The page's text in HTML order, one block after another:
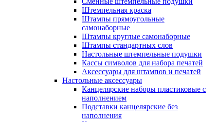
Штемпельная краска
Штампы прямоугольные
самонаборные
Штампы круглые самонаборные
Штампы стандартных слов
Настольные штемпельные подушки
Кассы символов для набора печатей
Аксессуары для штампов и печатей
Настольные аксессуары
Канцелярские наборы пластиковые с
наполнением
Подставки канцелярские без
наполнения